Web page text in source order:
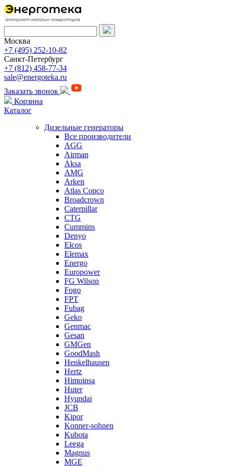
Москва
+7 (495) 252-10-82
Санкт-Петербург
+7 (812) 458-77-34
sale@energoteka.ru
Заказать звонок
Корзина
Каталог
Дизельные генераторы
Все производители
AGG
Airman
Aksa
AMG
Arken
Atlas Copco
Broadcrown
Caterpillar
CTG
Cummins
Denyo
Elcos
Elemax
Energo
Europower
FG Wilson
Fogo
FPT
Fubag
Geko
Genmac
Gesan
GMGen
GoodMash
Henkelhausen
Hertz
Himoinsa
Huter
Hyundai
JCB
Kipor
Konner-sohnen
Kubota
Leega
Magnus
MGE